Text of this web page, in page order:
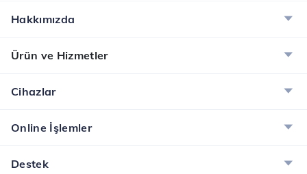
Hakkımızda
Ürün ve Hizmetler
Cihazlar
Online İşlemler
Destek